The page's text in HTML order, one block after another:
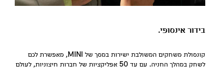
בידור אינסופי.
קונסולת משחקים המשולבת ישירות במסך של MINI, מאפשרת לכם
לשחק במהלך החניה. עם עד 50 אפליקציות של חברות חיצוניות, לעולם